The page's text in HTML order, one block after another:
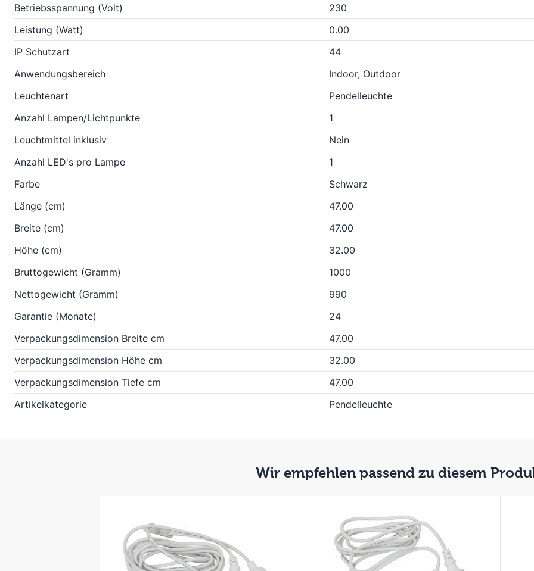
Betriebsspannung (Volt)
230
Leistung (Watt)
0.00
IP Schutzart
44
Anwendungsbereich
Indoor, Outdoor
Leuchtenart
Pendelleuchte
Anzahl Lampen/Lichtpunkte
1
Leuchtmittel inklusiv
Nein
Anzahl LED's pro Lampe
1
Farbe
Schwarz
Länge (cm)
47.00
Breite (cm)
47.00
Höhe (cm)
32.00
Bruttogewicht (Gramm)
1000
Nettogewicht (Gramm)
990
Garantie (Monate)
24
Verpackungsdimension Breite cm
47.00
Verpackungsdimension Höhe cm
32.00
Verpackungsdimension Tiefe cm
47.00
Artikelkategorie
Pendelleuchte
Wir empfehlen passend zu diesem